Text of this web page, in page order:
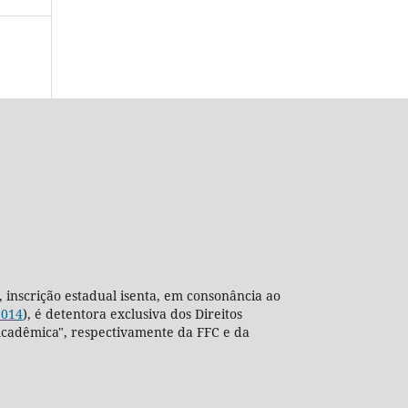
inscrição estadual isenta, em consonância ao
), é detentora exclusiva dos Direitos
respectivamente da FFC e da